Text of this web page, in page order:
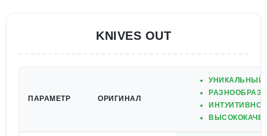
KNIVES OUT
ПАРАМЕТР ОРИГИНАЛ
УНИКАЛЬНЫЙ
ИНТУИТИВНО